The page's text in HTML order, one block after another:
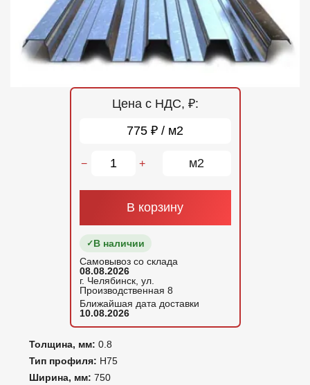
Толщина, мм: 0.8
Тип профиля: Н75
Ширина, мм: 750
Цена с НДС, ₽:
775 ₽ / м2
− + м2
В корзину
В наличии
Самовывоз со склада
08.08.2026
г. Челябинск, ул.
Производственная 8
Ближайшая дата доставки
10.08.2026